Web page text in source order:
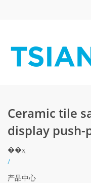
Ceramic tile
display
��ҳ
/
产品中心